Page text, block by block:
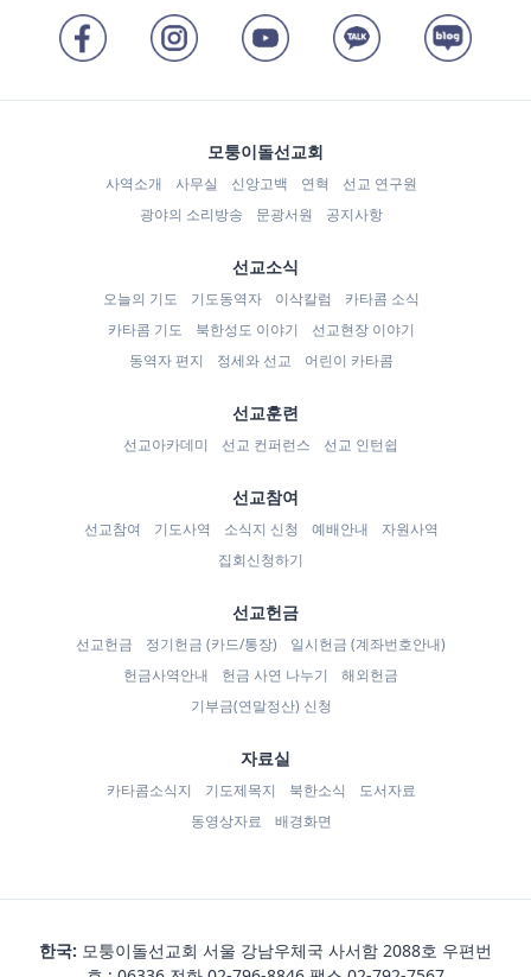
모퉁이돌선교회
사역소개 사무실 신앙고백 연혁
선교 연구원
광야의 소리방송
문광서원 공지사항
선교소식
오늘의 기도 기도동역자 이삭칼럼
카타콤 소식
카타콤 기도
북한성도 이야기
선교현장 이야기
동역자 편지
정세와 선교 어린이 카타콤
선교훈련
선교아카데미 선교 컨퍼런스 선교 인턴쉽
선교참여
선교참여 기도사역 소식지 신청 예배안내
자원사역
집회신청하기
선교헌금
선교헌금 정기헌금 (카드/통장)
일시헌금 (계좌번호안내)
헌금사역안내
헌금 사연 나누기
해외헌금
기부금(연말정산) 신청
자료실
카타콤소식지 기도제목지 북한소식
도서자료
동영상자료
배경화면
한국: 모퉁이돌선교회 서울 강남우체국 사서함 2088호 우편번